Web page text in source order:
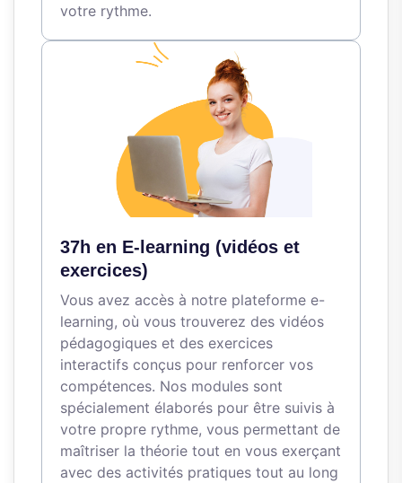
votre rythme.
37h en E-learning (vidéos et
exercices)
Vous avez accès à notre plateforme e-
learning, où vous trouverez des vidéos
pédagogiques et des exercices
interactifs conçus pour renforcer vos
compétences. Nos modules sont
spécialement élaborés pour être suivis à
votre propre rythme, vous permettant de
maîtriser la théorie tout en vous exerçant
avec des activités pratiques tout au long